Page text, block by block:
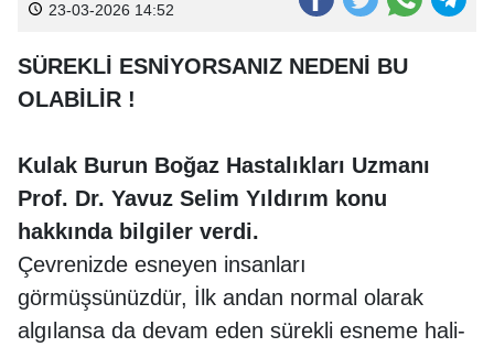
23-03-2026 14:52
SÜREKLİ ESNİYORSANIZ NEDENİ BU
OLABİLİR !
Kulak Burun Boğaz Hastalıkları Uzmanı
Prof. Dr. Yavuz Selim Yıldırım konu
hakkında bilgiler verdi.
Çevrenizde esneyen insanları
görmüşsünüzdür, İlk andan normal olarak
algılansa da devam eden sürekli esneme hali-